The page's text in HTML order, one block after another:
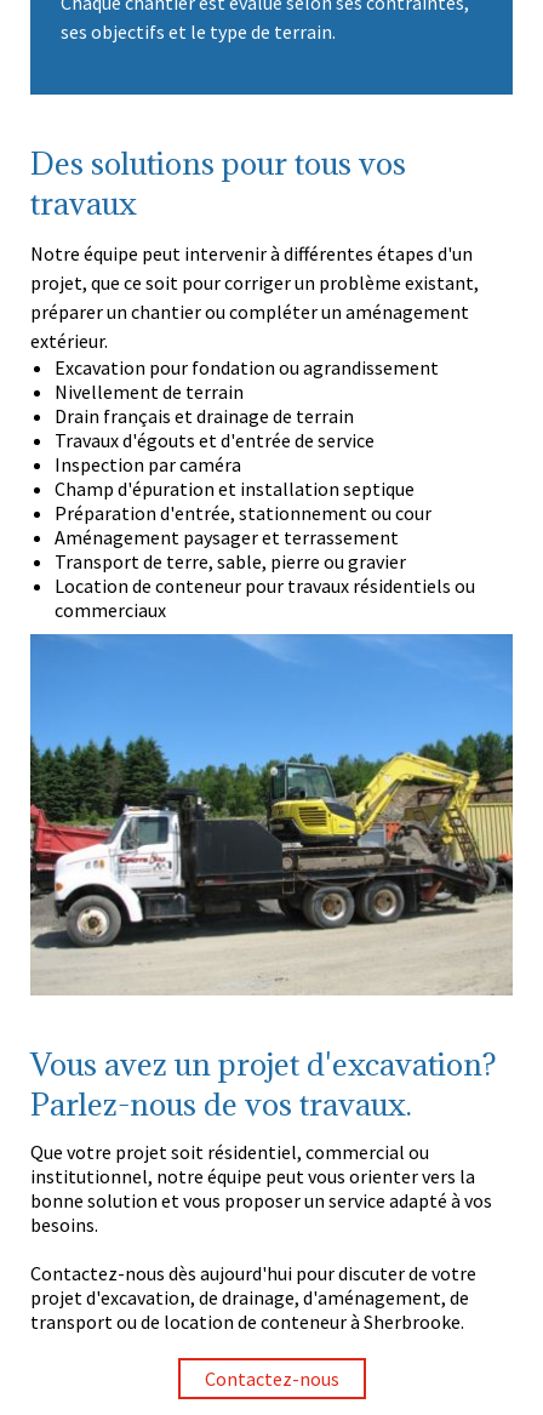
ses objectifs et le type de terrain.
Des solutions pour tous vos
travaux
Notre équipe peut intervenir à différentes étapes d'un
projet, que ce soit pour corriger un problème existant,
préparer un chantier ou compléter un aménagement
extérieur.
Excavation pour fondation ou agrandissement
Nivellement de terrain
Drain français et drainage de terrain
Travaux d'égouts et d'entrée de service
Inspection par caméra
Champ d'épuration et installation septique
Préparation d'entrée, stationnement ou cour
Aménagement paysager et terrassement
Transport de terre, sable, pierre ou gravier
Location de conteneur pour travaux résidentiels ou
commerciaux
Vous avez un projet d'excavation?
Parlez-nous de vos travaux.
Que votre projet soit résidentiel, commercial ou
institutionnel, notre équipe peut vous orienter vers la
bonne solution et vous proposer un service adapté à vos
besoins.
Contactez-nous dès aujourd'hui pour discuter de votre
projet d'excavation, de drainage, d'aménagement, de
transport ou de location de conteneur à Sherbrooke.
Contactez-nous